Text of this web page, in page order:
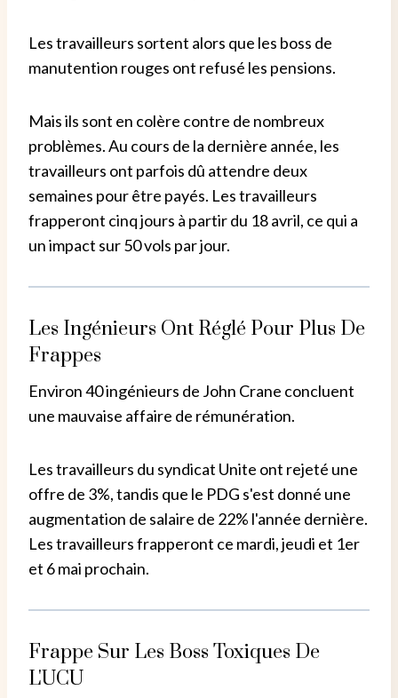
Les travailleurs sortent alors que les boss de
manutention rouges ont refusé les pensions.
Mais ils sont en colère contre de nombreux
problèmes. Au cours de la dernière année, les
travailleurs ont parfois dû attendre deux
semaines pour être payés. Les travailleurs
frapperont cinq jours à partir du 18 avril, ce qui a
un impact sur 50 vols par jour.
Les Ingénieurs Ont Réglé Pour Plus De
Frappes
Environ 40 ingénieurs de John Crane concluent
une mauvaise affaire de rémunération.
Les travailleurs du syndicat Unite ont rejeté une
offre de 3%, tandis que le PDG s'est donné une
augmentation de salaire de 22% l'année dernière.
Les travailleurs frapperont ce mardi, jeudi et 1er
et 6 mai prochain.
Frappe Sur Les Boss Toxiques De
L'UCU